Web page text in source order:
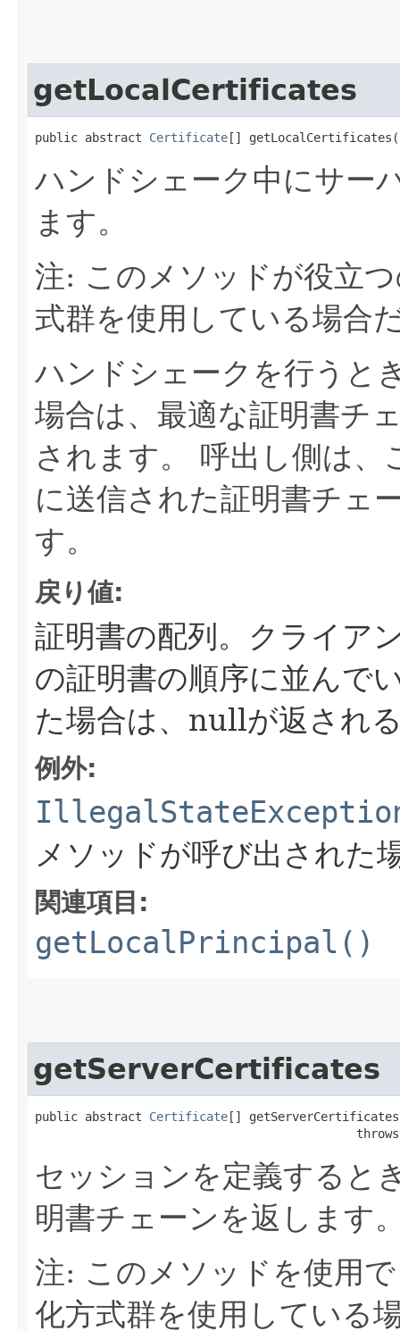
getLocalCertificates
public abstract Certificate []
ハンドシェーク中にサー
ます。
注: このメソッドが役立
式群を使用している場合
ハンドシェークを行うと
場合は、最適な証明書チ
されます。
呼出し側は、
に送信された証明書チェ
す。
戻り値:
証明書の配列。クライア
の証明書の順序に並んで
た場合は、nullが返され
例外:
メソッドが呼び出された
関連項目:
getLocalPrincipal()
getServerCertificates
public abstract Certificate []
セッションを定義すると
明書チェーンを返します
注: このメソッドを使用
化方式群を使用している